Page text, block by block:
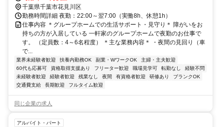
千葉県千葉市花見川区
勤務時間詳細 夜勤：22:00～翌7:00（実働8h、休憩1h）
仕事内容 ＊グループホームでの生活サポート・見守り＊ 障がいをお
持ちの方が入居している 一軒家のグループホームで夜勤のお仕事で
す。 （定員数：4～6名程度） ＊主な業務内容＊ ・夜間の見回り（車
で...
業界未経験者歓迎 扶養内勤務OK 副業・WワークOK
主婦・主夫歓迎
60代も応募可
資格取得支援あり フリーター歓迎 職場見学可 転勤なし
経験不問
未経験者歓迎
経験者歓迎 残業なし 夜間 有資格者歓迎 研修あり
ブランクOK
交通費支給
長期歓迎 フルタイム歓迎
同じ企業の求人
アルバイト・パート